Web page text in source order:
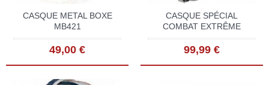
CASQUE METAL BOXE
MB421
49,00 €
CASQUE SPÉCIAL
COMBAT EXTRÊME
99,99 €